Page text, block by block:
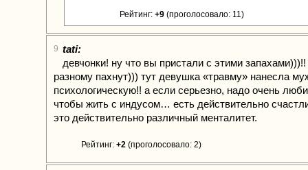
Рейтинг: +9 (проголосовало: 11)
9 tati:
девчонки! ну что вы пристали с этими
разному пахнут))) тут девушка «травму» нанесла
психологическую!! а если серьезно, надо очень
чтобы жить с индусом… есть действительно
это действительно различный менталитет.
Рейтинг: +2 (проголосовало: 2)